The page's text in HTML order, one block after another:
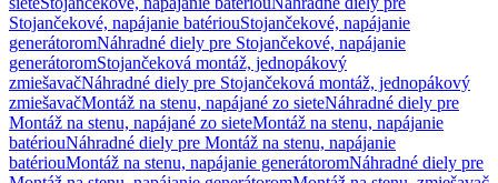
Stojančekové, napájanie batériouStojančekové, napájanie
generátoromNáhradné diely pre Stojančekové, napájanie
generátoromStojančeková montáž, jednopákový
zmiešavačNáhradné diely pre Stojančeková montáž, jednopákový
zmiešavačMontáž na stenu, napájané zo sieteNáhradné diely pre
Montáž na stenu, napájané zo sieteMontáž na stenu, napájanie
batériouNáhradné diely pre Montáž na stenu, napájanie
batériouMontáž na stenu, napájanie generátoromNáhradné diely pre